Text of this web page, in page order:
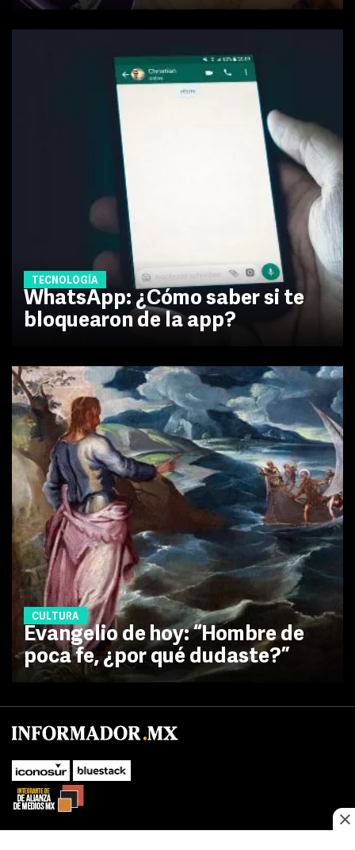
TECNOLOGÍA
WhatsApp: ¿Cómo saber si te
bloquearon de la app?
CULTURA
Evangelio de hoy: “Hombre de
poca fe, ¿por qué dudaste?”